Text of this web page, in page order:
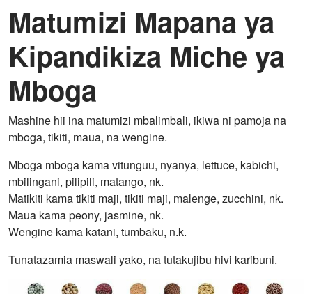
Matumizi Mapana ya
Kipandikiza Miche ya
Mboga
Mashine hii ina matumizi mbalimbali, ikiwa ni pamoja na
mboga, tikiti, maua, na wengine.
Mboga mboga kama vitunguu, nyanya, lettuce, kabichi,
mbilingani, pilipili, matango, nk.
Matikiti kama tikiti maji, tikiti maji, malenge, zucchini, nk.
Maua kama peony, jasmine, nk.
Wengine kama katani, tumbaku, n.k.
Tunatazamia maswali yako, na tutakujibu hivi karibuni.